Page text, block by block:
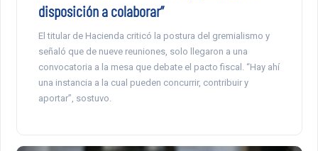
disposición a colaborar”
El titular de Hacienda criticó la postura del gremialismo y
señaló que de nueve reuniones, solo llegaron a una
convocatoria a la mesa que debate el pacto fiscal. “Hay ahí
una instancia a la cual pueden concurrir, contribuir y
aportar”, sostuvo.